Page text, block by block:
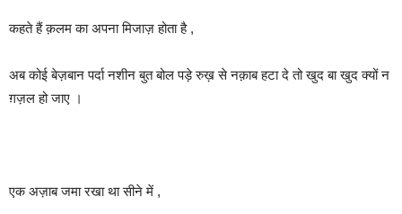
कहते हैं क़लम का अपना मिजाज़ होता है ,
अब कोई बेज़बान पर्दा नशीन बुत बोल पड़े रुख़ से नक़ाब हटा दे तो खुद बा खुद क्यों न
ग़ज़ल हो जाए ।
एक अज़ाब जमा रखा था सीने में ,